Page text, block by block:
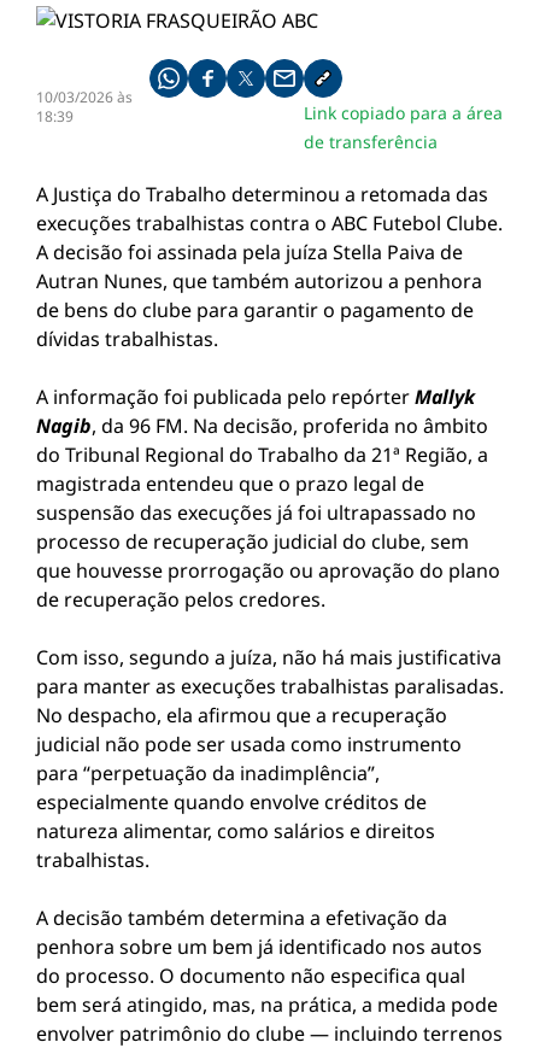
10/03/2026 às
18:39
Compartilhe pelo whatsapp
Compartilhar no facebook
Compartilhar no twitter
Compartilhe pelo email
Copiar link da notícia
Link copiado para a área
de transferência
A Justiça do Trabalho determinou a retomada das
execuções trabalhistas contra o ABC Futebol Clube.
A decisão foi assinada pela juíza Stella Paiva de
Autran Nunes, que também autorizou a penhora
de bens do clube para garantir o pagamento de
dívidas trabalhistas.
A informação foi publicada pelo repórterMallyk
Nagib, da 96 FM. Na decisão, proferida no âmbito
do Tribunal Regional do Trabalho da 21ª Região, a
magistrada entendeu que o prazo legal de
suspensão das execuções já foi ultrapassado no
processo de recuperação judicial do clube, sem
que houvesse prorrogação ou aprovação do plano
de recuperação pelos credores.
Com isso, segundo a juíza, não há mais justificativa
para manter as execuções trabalhistas paralisadas.
No despacho, ela afirmou que a recuperação
judicial não pode ser usada como instrumento
para “perpetuação da inadimplência”,
especialmente quando envolve créditos de
natureza alimentar, como salários e direitos
trabalhistas.
A decisão também determina a efetivação da
penhora sobre um bem já identificado nos autos
do processo. O documento não especifica qual
bem será atingido, mas, na prática, a medida pode
envolver patrimônio do clube — incluindo terrenos